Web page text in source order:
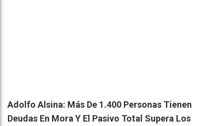
Adolfo Alsina: Más De 1.400 Personas Tienen
Deudas En Mora Y El Pasivo Total Supera Los